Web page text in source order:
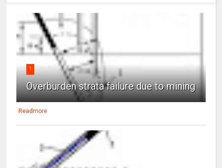
1
Overburden strata failure due to mining
Readmore